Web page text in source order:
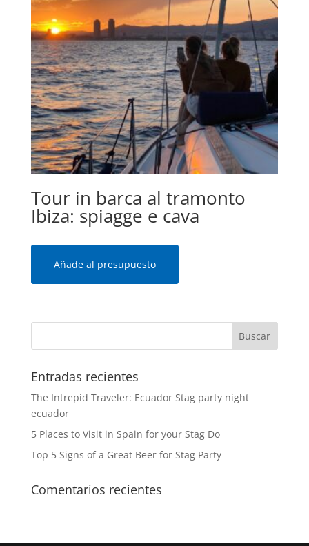
Tour in barca al tramonto
Ibiza: spiagge e cava
Añade al presupuesto
Entradas recientes
The Intrepid Traveler: Ecuador Stag party night
ecuador
5 Places to Visit in Spain for your Stag Do
Top 5 Signs of a Great Beer for Stag Party
Comentarios recientes